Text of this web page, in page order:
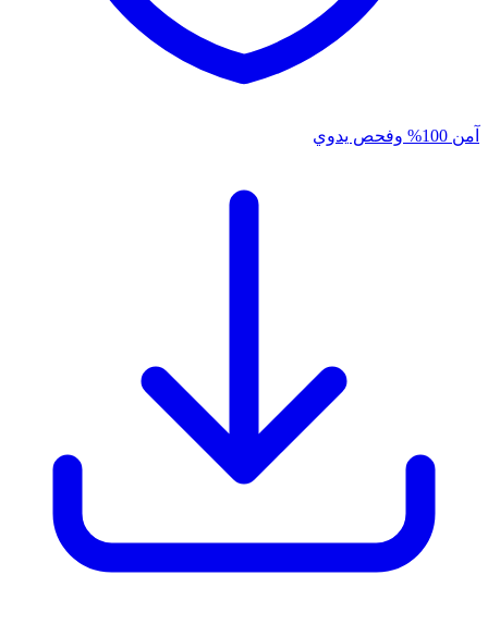
آمن 100% وفحص يدوي